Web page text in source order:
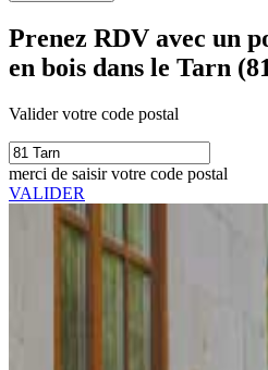
Prenez RDV avec un
en bois dans le Tarn
Valider votre code postal
merci de saisir votre code postal
VALIDER